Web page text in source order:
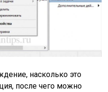
насколько это
после чего можно